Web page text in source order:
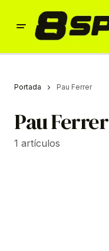
Portada Pau Ferrer
Pau Ferrer
1 artículos